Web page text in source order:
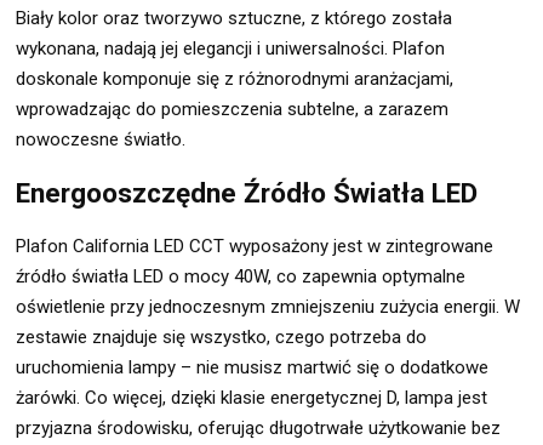
Biały kolor oraz tworzywo sztuczne, z którego została
wykonana, nadają jej elegancji i uniwersalności. Plafon
doskonale komponuje się z różnorodnymi aranżacjami,
wprowadzając do pomieszczenia subtelne, a zarazem
nowoczesne światło.
Energooszczędne Źródło Światła LED
Plafon California LED CCT wyposażony jest w zintegrowane
źródło światła LED o mocy 40W, co zapewnia optymalne
oświetlenie przy jednoczesnym zmniejszeniu zużycia energii. W
zestawie znajduje się wszystko, czego potrzeba do
uruchomienia lampy – nie musisz martwić się o dodatkowe
żarówki. Co więcej, dzięki klasie energetycznej D, lampa jest
przyjazna środowisku, oferując długotrwałe użytkowanie bez